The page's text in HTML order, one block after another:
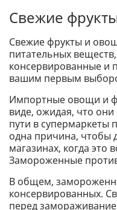
Свежие
Свежие фрукты и
питательных
консервированные и
вашим первым
Импортные овощи и
виде, ожидая, что
пути в супермаркеты
одна причина, чтобы
магазинах, когда это
Замороженные
В общем,
консервированных.
перед